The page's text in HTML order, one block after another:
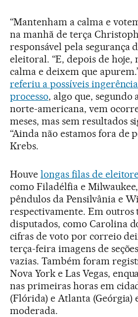
“Mantenham a calma e
na manhã de terça
responsável pela segurança
eleitoral. “E, depois de hoje,
calma e deixem que
referiu a possíveis
processo, algo que, segundo
norte-americana, vem
meses, mas sem resultados
“Ainda não estamos fora de
Krebs.
Houve longas filas de
como Filadélfia e
pêndulos da Pensilvânia e
respectivamente. Em
disputados, como Carolina
cifras de voto por correio
terça-feira imagens de
vazias. Também foram
Nova York e Las Vegas,
nas primeiras horas em
(Flórida) e Atlanta (Geórgia)
moderada.